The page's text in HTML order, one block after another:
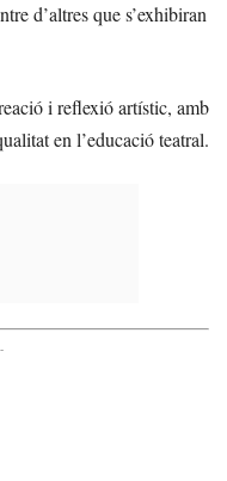
d’altres que s’exhibiran
i reflexió artístic, amb
en l’educació teatral.